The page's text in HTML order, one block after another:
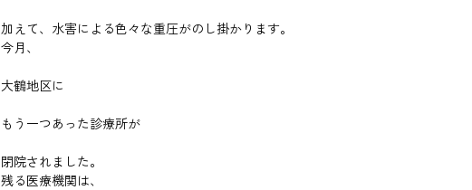
加えて、水害による色々な重圧がのし掛かります。
今月、
大鶴地区に
もう一つあった診療所が
閉院されました。
残る医療機関は、